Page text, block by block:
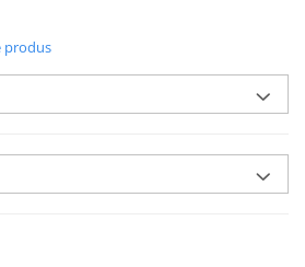
sunt
tu.
folosit in
produs